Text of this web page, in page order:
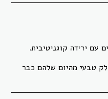
עם ירידה קוגניטיבית.
טבעי מהיום שלהם כבר